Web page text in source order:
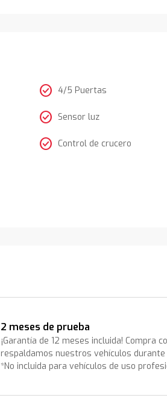
check_circle 4/5 Puertas
check_circle Sensor luz
check_circle Control de crucero
2 meses de prueba
¡Garantía de 12 meses incluida! Compra
respaldamos nuestros vehículos durante
*No incluida para vehículos de uso